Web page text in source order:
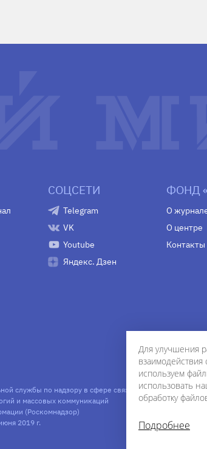
СОЦСЕТИ
Telegram
VK
Youtube
Яндекс. Дзен
ФОНД
О
О центре
Контакты
службы по надзору в сфере связи,
и массовых коммуникаций
(Роскомнадзор)
2019 г.
Дизайн —
Шрифты —
2020.
Для улучшения
используем
использовать
обработку
Подробнее